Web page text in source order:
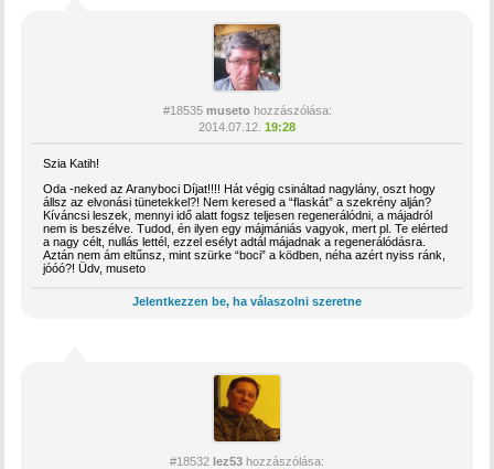
#18535 museto hozzászólása:
2014.07.12. 19:28
Szia Katih!
Oda -neked az Aranyboci Díjat!!!! Hát végig csináltad nagylány, oszt hogy
állsz az elvonási tünetekkel?! Nem keresed a “flaskát” a szekrény alján?
Kíváncsi leszek, mennyi idő alatt fogsz teljesen regenerálódni, a májadról
nem is beszélve. Tudod, én ilyen egy májmániás vagyok, mert pl. Te elérted
a nagy célt, nullás lettél, ezzel esélyt adtál májadnak a regenerálódásra.
Aztán nem ám eltűnsz, mint szürke “boci” a ködben, néha azért nyiss ránk,
jóóó?! Üdv, museto
Jelentkezzen be, ha válaszolni szeretne
#18532 lez53 hozzászólása: